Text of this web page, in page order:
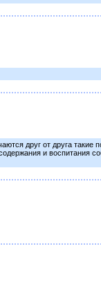
друг от друга такие
и воспитания